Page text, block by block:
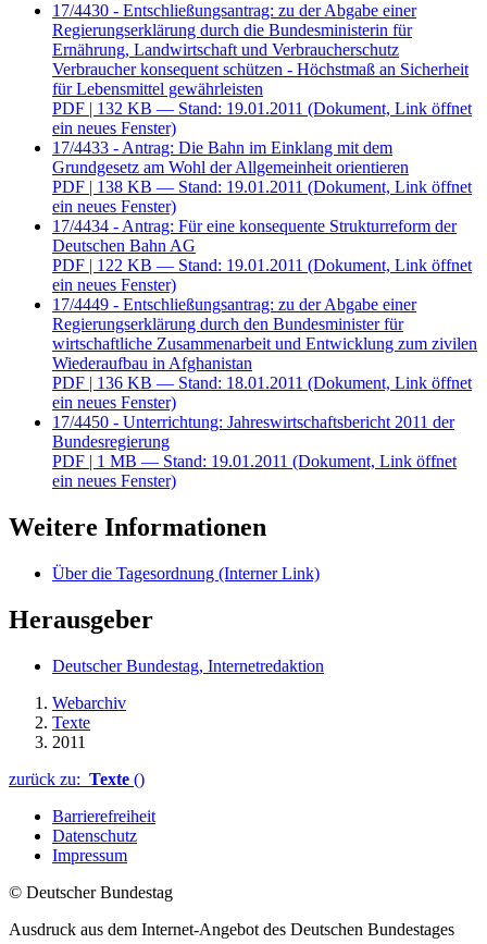
17/4430 - Entschließungsantrag: zu der Abgabe einer
Regierungserklärung durch die Bundesministerin für
Ernährung, Landwirtschaft und Verbraucherschutz
Verbraucher konsequent schützen - Höchstmaß an Sicherheit
für Lebensmittel gewährleisten
PDF | 132 KB — Stand: 19.01.2011 (Dokument, Link öffnet
ein neues Fenster)
17/4433 - Antrag: Die Bahn im Einklang mit dem
Grundgesetz am Wohl der Allgemeinheit orientieren
PDF | 138 KB — Stand: 19.01.2011 (Dokument, Link öffnet
ein neues Fenster)
17/4434 - Antrag: Für eine konsequente Strukturreform der
Deutschen Bahn AG
PDF | 122 KB — Stand: 19.01.2011 (Dokument, Link öffnet
ein neues Fenster)
17/4449 - Entschließungsantrag: zu der Abgabe einer
Regierungserklärung durch den Bundesminister für
wirtschaftliche Zusammenarbeit und Entwicklung zum zivilen
Wiederaufbau in Afghanistan
PDF | 136 KB — Stand: 18.01.2011 (Dokument, Link öffnet
ein neues Fenster)
17/4450 - Unterrichtung: Jahreswirtschaftsbericht 2011 der
Bundesregierung
PDF | 1 MB — Stand: 19.01.2011 (Dokument, Link öffnet
ein neues Fenster)
Weitere Informationen
Über die Tagesordnung (Interner Link)
Herausgeber
Deutscher Bundestag, Internetredaktion
Webarchiv
Texte
2011
zurück zu: Texte ()
Barrierefreiheit
Datenschutz
Impressum
© Deutscher Bundestag
Ausdruck aus dem Internet-Angebot des Deutschen Bundestages